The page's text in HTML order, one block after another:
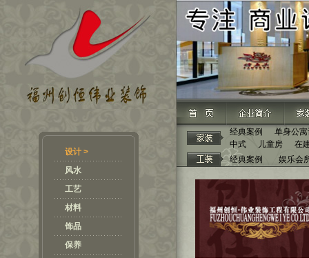
设计 >
风水
工艺
材料
饰品
保养
经典案例
单身公
中式
儿童房
在
经典案例
娱乐会